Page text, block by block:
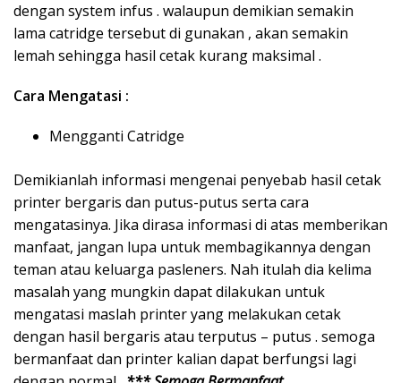
dengan system infus . walaupun demikian semakin
lama catridge tersebut di gunakan , akan semakin
lemah sehingga hasil cetak kurang maksimal .
Cara Mengatasi :
Mengganti Catridge
Demikianlah informasi mengenai penyebab hasil cetak
printer bergaris dan putus-putus serta cara
mengatasinya. Jika dirasa informasi di atas memberikan
manfaat, jangan lupa untuk membagikannya dengan
teman atau keluarga pasleners. Nah itulah dia kelima
masalah yang mungkin dapat dilakukan untuk
mengatasi maslah printer yang melakukan cetak
dengan hasil bergaris atau terputus – putus . semoga
bermanfaat dan printer kalian dapat berfungsi lagi